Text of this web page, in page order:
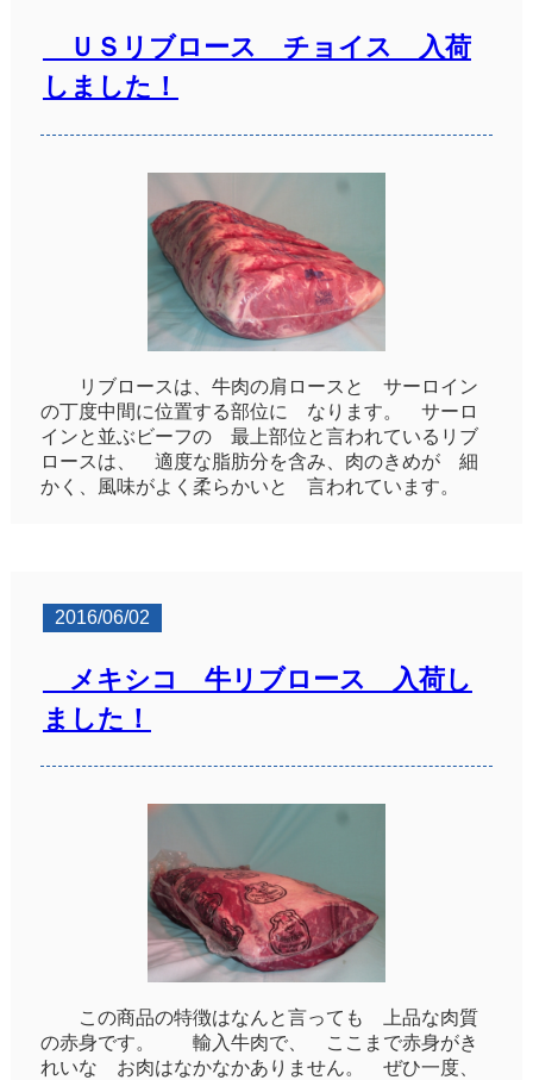
ＵＳリブロース チョイス 入荷
しました！
リブロースは、牛肉の肩ロースと サーロイン
の丁度中間に位置する部位に なります。 サーロ
インと並ぶビーフの 最上部位と言われているリブ
ロースは、 適度な脂肪分を含み、肉のきめが 細
かく、風味がよく柔らかいと 言われています。
2016/06/02
メキシコ 牛リブロース 入荷し
ました！
この商品の特徴はなんと言っても 上品な肉質
の赤身です。 輸入牛肉で、 ここまで赤身がき
れいな お肉はなかなかありません。 ぜひ一度、